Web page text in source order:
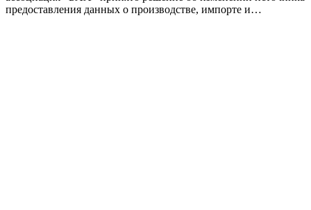
предоставления данных о производстве, импорте и…